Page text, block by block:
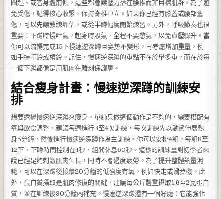
圓起、或者身體前傾，這些都會讓壓力落在腰椎而非目標肌群。為了避
免受傷，記得核心收緊，保持脊椎中立。如果你已經有膝蓋或腰部舊
傷，可以先讓教練評估，或從半蹲幅度開始練習。另外，呼吸節奏也很
重要：下蹲時慢吐氣，起身時吸氣，全程不要憋氣，以免血壓驟升。當
你可以流暢完成15下慢速逆深蹲且姿勢不變形，再考慮增加重量，例
如手持啞鈴或槓鈴。記住，慢速逆深蹲的重點不在於舉多重，而在於每
一個下蹲都像是用肌肉在雕刻保護層。
結合瘦身計畫：慢速逆深蹲的訓練安
排
想要透過慢速逆深蹲來瘦身，單純只做這個動作是不夠的，需要搭配有
氧與飲食調整。建議每週進行3至4次訓練，每次訓練先以動態伸展熱
身5分鐘，然後進行慢速逆深蹲作為主訓練。你可以安排4組，每組8至
12下，下蹲時間控制在4秒，組間休息60秒。這樣的訓練量對初學者來
說已經足夠刺激肌肉生長，同時不會過度疲勞。為了提升整體熱量消
耗，可以在深蹲後接續20分鐘的低強度有氧，例如快走或滑步機。此
外，蛋白質攝取是肌肉修復的關鍵，建議每公斤體重攝取1.6至2克蛋白
質，並在訓練後30分鐘內補充。慢速逆深蹲還有一個好處：它能強化